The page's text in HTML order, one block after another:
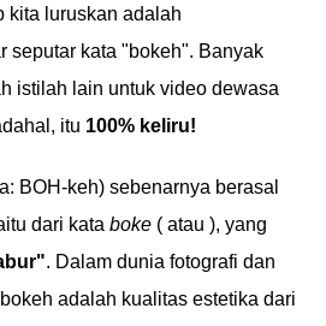
kita luruskan adalah
seputar kata "bokeh". Banyak
istilah lain untuk video dewasa
itu 100% keliru!
BOH-keh) sebenarnya berasal
dari kata boke ( atau ), yang
. Dalam dunia fotografi dan
adalah kualitas estetika dari